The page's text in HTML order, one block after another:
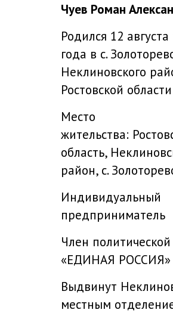
Чуев Роман
Родился 12 августа
года в с.
Неклиновского
Ростовской области
Место
жительства:
область,
район, с.
Индивидуальный
предприниматель
Член
«ЕДИНАЯ РОССИЯ»
Выдвинут
местным